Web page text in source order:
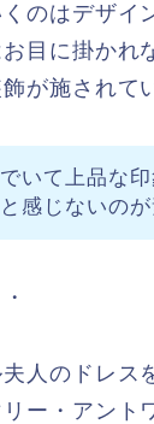
のはデザイ
目に掛かれ
が施されて
いて上品な
感じないのが
人のドレス
ー・アント